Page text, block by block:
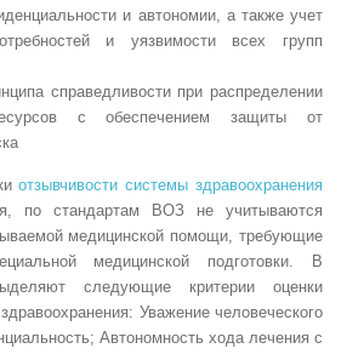
и автономии, а также учет
и уязвимости всех групп
справедливости при распределении
с обеспечением защиты от
отзывчивости системы здравоохранения
по стандартам ВОЗ не учитываются
медицинской помощи, требующие
медицинской подготовки. В
следующие критерии оценки
Уважение человеческого
Автономность хода лечения с